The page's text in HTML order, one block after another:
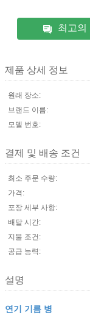
최고의
제품 상세 정보
원래 장소:
브랜드 이름:
모델 번호:
결제 및 배송 조건
최소 주문 수량:
가격:
포장 세부 사항:
배달 시간:
지불 조건:
공급 능력:
설명
연기 기름 병